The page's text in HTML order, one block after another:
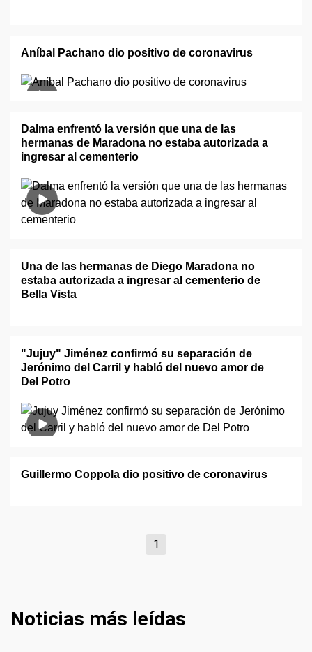
Aníbal Pachano dio positivo de coronavirus
Dalma enfrentó la versión que una de las
hermanas de Maradona no estaba autorizada a
ingresar al cementerio
Una de las hermanas de Diego Maradona no
estaba autorizada a ingresar al cementerio de
Bella Vista
"Jujuy" Jiménez confirmó su separación de
Jerónimo del Carril y habló del nuevo amor de
Del Potro
Guillermo Coppola dio positivo de coronavirus
1
Noticias más leídas